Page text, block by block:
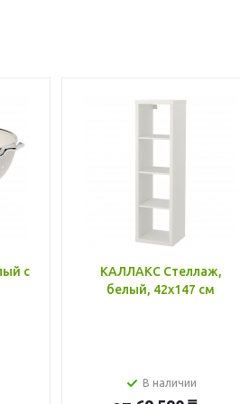
с
КАЛЛАКС Стеллаж,
белый, 42x147 см
В наличии